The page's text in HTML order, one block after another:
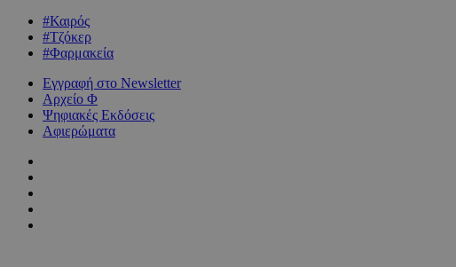
#Καιρός
#Τζόκερ
#Φαρμακεία
Εγγραφή στο Newsletter
Αρχείο Φ
Ψηφιακές Εκδόσεις
Αφιερώματα